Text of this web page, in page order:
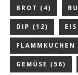
BROT (4)
DIP (12) EIS
FLAMMKUCHEN
GEMÜSE (56)